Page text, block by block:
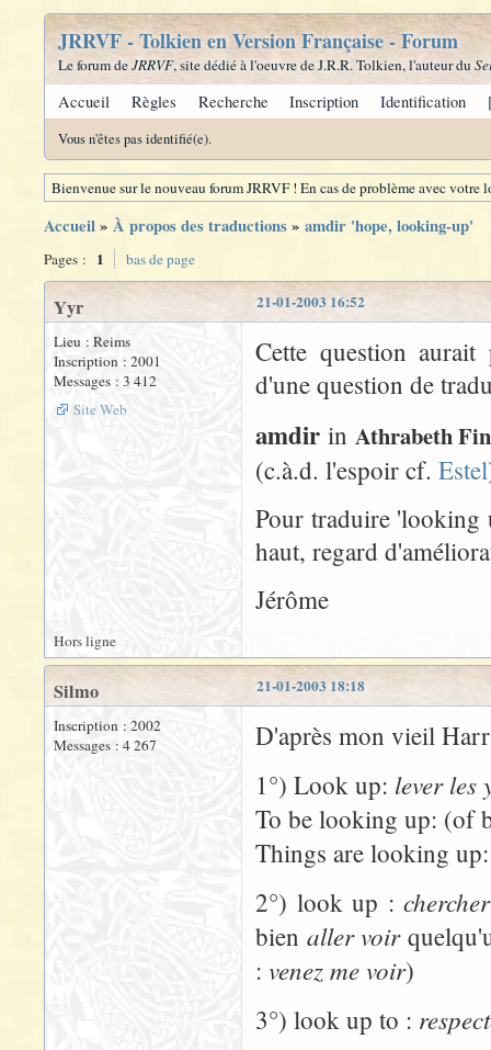
JRRVF - Tolkien en Version Française - Forum
Le forum deJRRVF, site dédié à l'oeuvre de J.R.R. Tolkien, l'auteur du
Accueil Règles Recherche Inscription Identification
Vous n'êtes pas identifié(e).
Bienvenue sur le nouveau forum JRRVF ! En cas de problème avec
Accueil» À propos des traductions» amdir 'hope, looking-up'
Pages : 1 bas de page
21-01-2003 16:52
Yyr
Lieu : Reims
Inscription : 2001
Messages : 3 412
Site Web
Cette question
d'une question de
amdir in Athrabeth
(c.à.d. l'espoir cf. Estel
Pour traduire 'looking
haut, regard
Jérôme
Hors ligne
21-01-2003 18:18
Silmo
Inscription : 2002
Messages : 4 267
D'après mon vieil
1°) Look up: lever les
To be looking up: (of
Things are looking
2°) look up :chercher
bien aller voir
: venez me voir)
3°) look up to :